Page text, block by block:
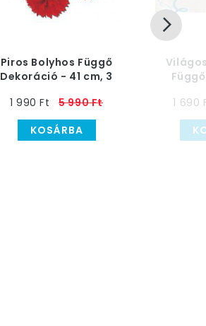
Piros Bolyhos Függő
Dekoráció - 41 cm, 3
1 990 Ft
5 990 Ft
KOSÁRBA
1 690